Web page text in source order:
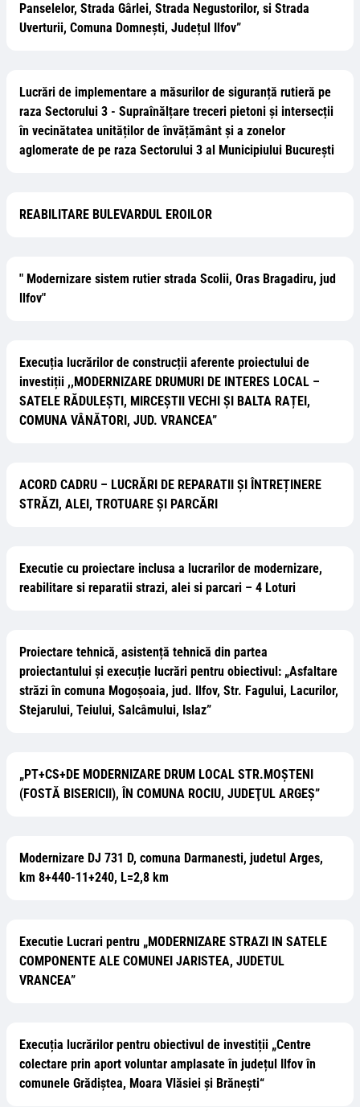
Panselelor, Strada Gârlei, Strada Negustorilor, si Strada
Uverturii, Comuna Domnești, Județul Ilfov”
Lucrări de implementare a măsurilor de siguranță rutieră pe
raza Sectorului 3 - Supraînălțare treceri pietoni și intersecții
în vecinătatea unităților de învățământ și a zonelor
aglomerate de pe raza Sectorului 3 al Municipiului București
REABILITARE BULEVARDUL EROILOR
" Modernizare sistem rutier strada Scolii, Oras Bragadiru, jud
llfov"
Execuția lucrărilor de construcții aferente proiectului de
investiții ,,MODERNIZARE DRUMURI DE INTERES LOCAL –
SATELE RĂDULEȘTI, MIRCEȘTII VECHI ȘI BALTA RAȚEI,
COMUNA VÂNĂTORI, JUD. VRANCEA”
ACORD CADRU – LUCRĂRI DE REPARATII ȘI ÎNTREȚINERE
STRĂZI, ALEI, TROTUARE ȘI PARCĂRI
Executie cu proiectare inclusa a lucrarilor de modernizare,
reabilitare si reparatii strazi, alei si parcari – 4 Loturi
Proiectare tehnică, asistență tehnică din partea
proiectantului și execuție lucrări pentru obiectivul: „Asfaltare
străzi în comuna Mogoșoaia, jud. Ilfov, Str. Fagului, Lacurilor,
Stejarului, Teiului, Salcâmului, Islaz”
„PT+CS+DE MODERNIZARE DRUM LOCAL STR.MOŞTENI
(FOSTĂ BISERICII), ÎN COMUNA ROCIU, JUDEŢUL ARGEŞ”
Modernizare DJ 731 D, comuna Darmanesti, judetul Arges,
km 8+440-11+240, L=2,8 km
Executie Lucrari pentru „MODERNIZARE STRAZI IN SATELE
COMPONENTE ALE COMUNEI JARISTEA, JUDETUL
VRANCEA”
Execuția lucrărilor pentru obiectivul de investiții „Centre
colectare prin aport voluntar amplasate în județul Ilfov în
comunele Grădiștea, Moara Vlăsiei și Brănești“